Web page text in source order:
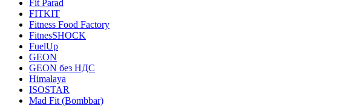
Fit Parad
FITKIT
Fitness Food Factory
FitnesSHOCK
FuelUp
GEON
GEON без НДС
Himalaya
ISOSTAR
Mad Fit (Bombbar)